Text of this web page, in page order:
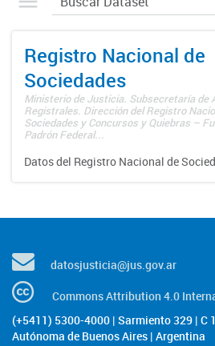
Registro Nacional de
Sociedades
Ministerio de Justicia. Subsecretaría de
Registrales. Dirección del Registro
Sociedades y Concursos y Quiebras –
Padrón Federal...
Datos del Registro Nacional de
datosjusticia@jus.gov.ar
Commons Attribution 4.0
(+5411) 5300-4000 | Sarmiento 329 | C
Autónoma de Buenos Aires | Argentina